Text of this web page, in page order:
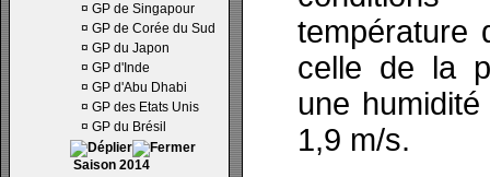
¤ GP de Singapour
¤ GP de Corée du Sud
¤ GP du Japon
¤ GP d'Inde
¤ GP d'Abu Dhabi
¤ GP des Etats Unis
¤ GP du Brésil
Saison 2014
température
celle de la
une
1,9 m/s.